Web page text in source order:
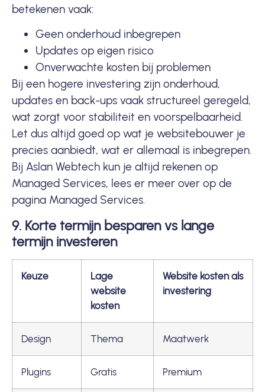
betekenen vaak:
Geen onderhoud inbegrepen
Updates op eigen risico
Onverwachte kosten bij problemen
Bij een hogere investering zijn onderhoud,
updates en back-ups vaak structureel geregeld,
wat zorgt voor stabiliteit en voorspelbaarheid.
Let dus altijd goed op wat je websitebouwer je
precies aanbiedt, wat er allemaal is inbegrepen.
Bij Aslan Webtech kun je altijd rekenen op
Managed Services, lees er meer over op de
pagina Managed Services.
9. Korte termijn besparen vs lange
termijn investeren
Keuze
Lage
website
kosten
Website kosten als
investering
Design Thema Maatwerk
Plugins Gratis Premium